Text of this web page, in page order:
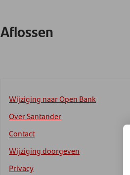
Aflossen
Wijziging naar Open Bank
Over Santander
Contact
Wijziging doorgeven
Privacy